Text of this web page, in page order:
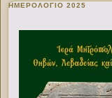
ΗΜΕΡΟΛΟΓΙΟ 2025